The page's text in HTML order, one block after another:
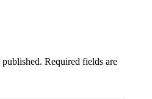
Required fields are